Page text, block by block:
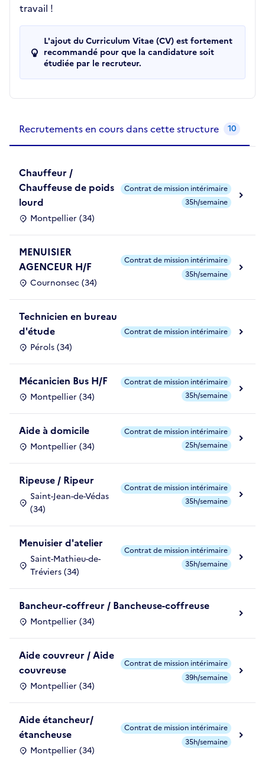
travail !
L'ajout du Curriculum Vitae (CV) est fortement
recommandé pour que la candidature soit
étudiée par le recruteur.
Recrutements en cours dans cette structure 10
Chauffeur /
Chauffeuse de poids
lourd
Montpellier (34)
Contrat de mission intérimaire
35h/semaine
MENUISIER
AGENCEUR H/F
Cournonsec (34)
Contrat de mission intérimaire
35h/semaine
Technicien en bureau
d'étude
Pérols (34)
Contrat de mission intérimaire
Mécanicien Bus H/F
Montpellier (34)
Contrat de mission intérimaire
35h/semaine
Aide à domicile
Montpellier (34)
Contrat de mission intérimaire
25h/semaine
Ripeuse / Ripeur
Saint-Jean-de-Védas
(34)
Contrat de mission intérimaire
35h/semaine
Menuisier d'atelier
Saint-Mathieu-de-
Tréviers (34)
Contrat de mission intérimaire
35h/semaine
Bancheur-coffreur / Bancheuse-coffreuse
Montpellier (34)
Aide couvreur / Aide
couvreuse
Montpellier (34)
Contrat de mission intérimaire
39h/semaine
Aide étancheur/
étancheuse
Montpellier (34)
Contrat de mission intérimaire
35h/semaine